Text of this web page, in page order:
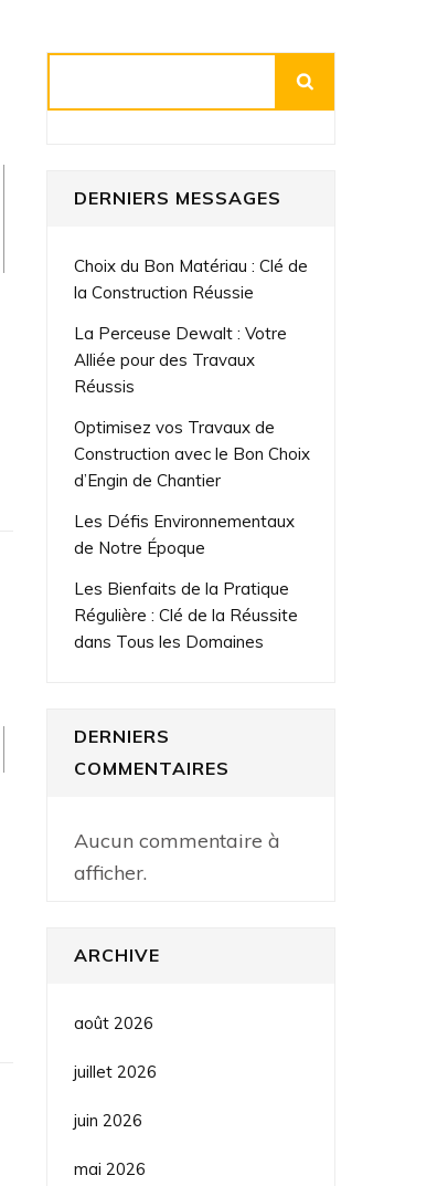
DERNIERS MESSAGES
Choix du Bon Matériau : Clé de
la Construction Réussie
La Perceuse Dewalt : Votre
Alliée pour des Travaux
Réussis
Optimisez vos Travaux de
Construction avec le Bon Choix
d’Engin de Chantier
Les Défis Environnementaux
de Notre Époque
Les Bienfaits de la Pratique
Régulière : Clé de la Réussite
dans Tous les Domaines
DERNIERS
COMMENTAIRES
Aucun commentaire à
afficher.
ARCHIVE
août 2026
juillet 2026
juin 2026
mai 2026